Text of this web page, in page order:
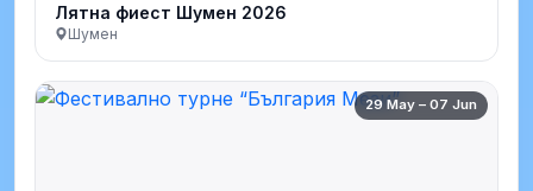
Лятна фиест Шумен 2026
Шумен
29 May – 07 Jun